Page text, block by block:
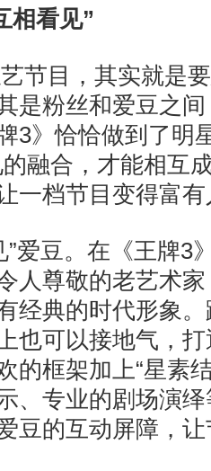
相看见”
节目，其实就是
是粉丝和爱豆之
3》恰恰做到了明
的融合，才能相互
一档节目变得富
”爱豆。在《王牌3
人尊敬的老艺术
经典的时代形象
也可以接地气，
的框架加上“星素
、专业的剧场演
豆的互动屏障，